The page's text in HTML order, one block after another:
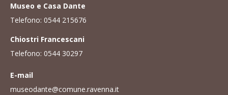
Museo e Casa Dante
Telefono: 0544 215676
Chiostri Francescani
Telefono: 0544 30297
E-mail
museodante@comune.ravenna.it